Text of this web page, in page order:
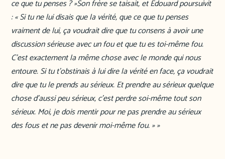
ce que tu penses ? »Son frère se taisait, et Édouard poursuivit
: « Si tu ne lui disais que la vérité, que ce que tu penses
vraiment de lui, ça voudrait dire que tu consens à avoir une
discussion sérieuse avec un fou et que tu es toi-même fou.
C’est exactement la même chose avec le monde qui nous
entoure. Si tu t’obstinais à lui dire la vérité en face, ça voudrait
dire que tu le prends au sérieux. Et prendre au sérieux quelque
chose d’aussi peu sérieux, c’est perdre soi-même tout son
sérieux. Moi, je dois mentir pour ne pas prendre au sérieux
des fous et ne pas devenir moi-même fou. » »